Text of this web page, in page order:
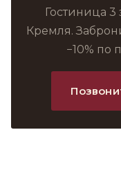
Гостиница 3
Кремля.
−10% по